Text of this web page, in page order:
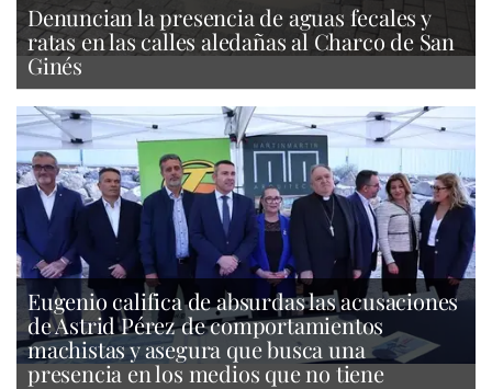
Denuncian la presencia de aguas fecales y
ratas en las calles aledañas al Charco de San
Ginés
Eugenio califica de absurdas las acusaciones
de Astrid Pérez de comportamientos
machistas y asegura que busca una
presencia en los medios que no tiene